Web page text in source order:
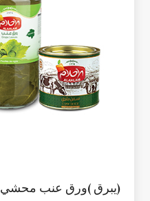
(يبرق )ورق عنب محشي